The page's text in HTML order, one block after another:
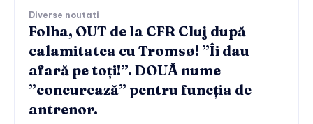
Diverse noutati
Folha, OUT de la CFR Cluj după
calamitatea cu Tromsø! ”Îi dau
afară pe toți!”. DOUĂ nume
”concurează” pentru funcția de
antrenor.